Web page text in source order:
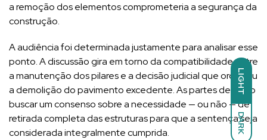
LIGHT
DARK
a remoção dos elementos comprometeria a segurança da
construção.
A audiência foi determinada justamente para analisar esse
ponto. A discussão gira em torno da compatibilidade entre
a manutenção dos pilares e a decisão judicial que ordenou
a demolição do pavimento excedente. As partes deverão
buscar um consenso sobre a necessidade — ou não — de
retirada completa das estruturas para que a sentença seja
considerada integralmente cumprida.